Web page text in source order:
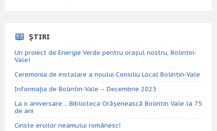
ȘTIRI
Un proiect de Energie Verde pentru orașul nostru, Bolintin-
Vale!
Ceremonia de instalare a noului Consiliu Local Bolintin-Vale
Informația de Bolintin-Vale – Decembrie 2023
La o aniversare… Biblioteca Orăşenească Bolintin Vale la 75
de ani
Cinste eroilor neamului românesc!